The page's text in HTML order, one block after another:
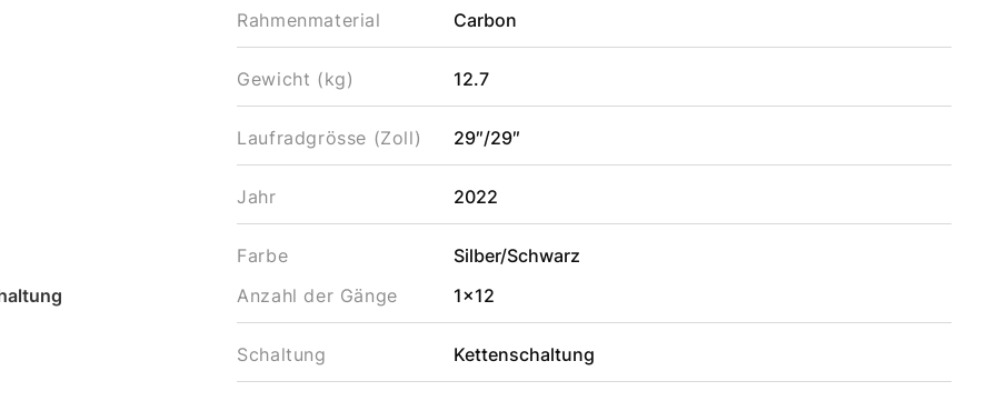
Rahmenmaterial Carbon
Gewicht (kg) 12.7
Laufradgrösse (Zoll) 29″/29″
Jahr 2022
Farbe
Silber/Schwarz
Anzahl der Gänge 1x12
Schaltung Kettenschaltung